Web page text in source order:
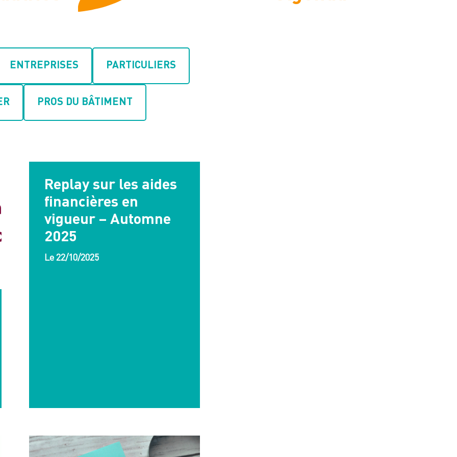
ENTREPRISES PARTICULIERS
PROS DU BÂTIMENT
Replay sur les aides
financières en
vigueur – Automne
2025
Le 22/10/2025